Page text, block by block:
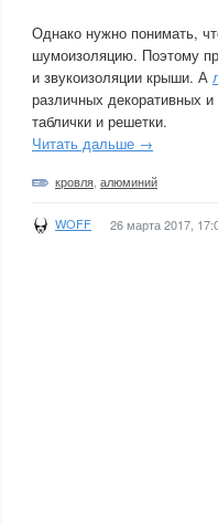
Однако нужно понимать,
шумоизоляцию. Поэтому
и звукоизоляции крыши. А
различных декоративных
таблички и решетки.
Читать дальше →
кровля алюминий
WOFF 26 марта 2017,